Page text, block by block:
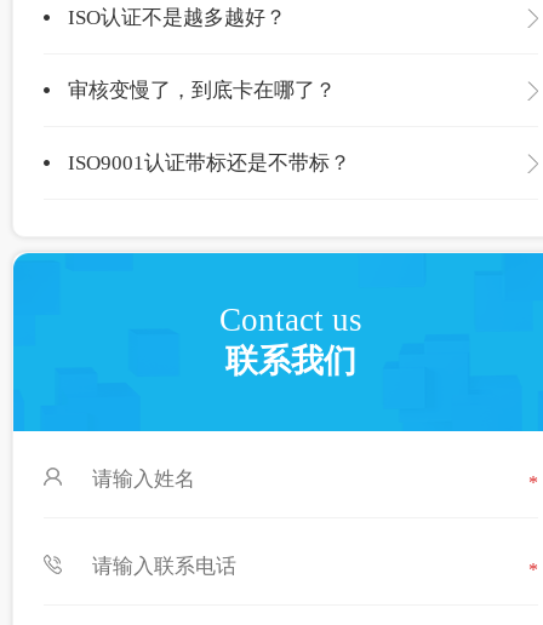
ISO认证不是越多越好？
审核变慢了，到底卡在哪了？
ISO9001认证带标还是不带标？
Contact us
联系我们
*
*